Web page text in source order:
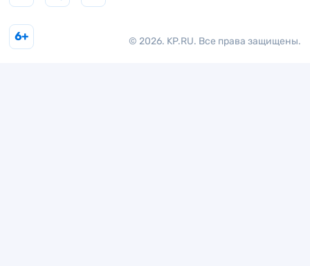
© 2026. KP.RU. Все права защищены.
6+